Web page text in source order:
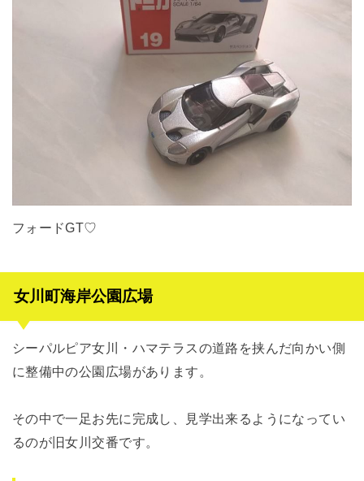
フォードGT♡
女川町海岸公園広場
シーパルピア女川・ハマテラスの道路を挟んだ向かい側
に整備中の公園広場があります。
その中で一足お先に完成し、見学出来るようになってい
るのが旧女川交番です。